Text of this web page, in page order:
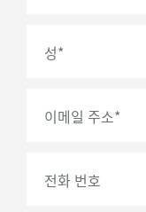
성*
이메일 주소*
전화 번호